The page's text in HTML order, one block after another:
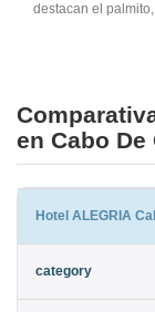
destacan el
en Cabo De
Hotel ALEGRIA